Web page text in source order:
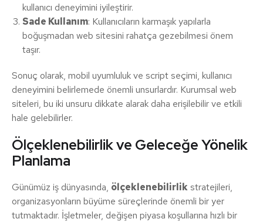
kullanıcı deneyimini iyileştirir.
Sade Kullanım: Kullanıcıların karmaşık yapılarla
boğuşmadan web sitesini rahatça gezebilmesi önem
taşır.
Sonuç olarak, mobil uyumluluk ve script seçimi, kullanıcı
deneyimini belirlemede önemli unsurlardır. Kurumsal web
siteleri, bu iki unsuru dikkate alarak daha erişilebilir ve etkili
hale gelebilirler.
Ölçeklenebilirlik ve Geleceğe Yönelik
Planlama
Günümüz iş dünyasında, ölçeklenebilirlik stratejileri,
organizasyonların büyüme süreçlerinde önemli bir yer
tutmaktadır. İşletmeler, değişen piyasa koşullarına hızlı bir